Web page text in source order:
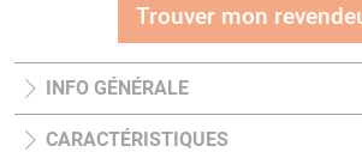
Trouver mon
INFO GÉNÉRALE
CARACTÉRISTIQUES